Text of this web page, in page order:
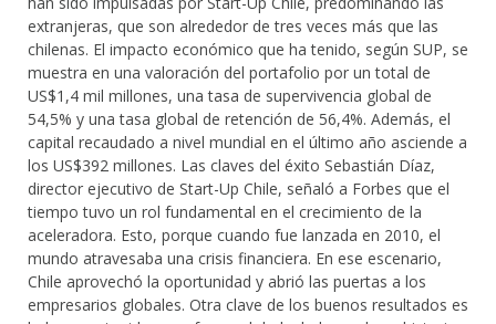
extranjeras, que son alrededor de tres veces más que las
chilenas. El impacto económico que ha tenido, según SUP, se
muestra en una valoración del portafolio por un total de
US$1,4 mil millones, una tasa de supervivencia global de
54,5% y una tasa global de retención de 56,4%. Además, el
capital recaudado a nivel mundial en el último año asciende a
los US$392 millones. Las claves del éxito Sebastián Díaz,
director ejecutivo de Start-Up Chile, señaló a Forbes que el
tiempo tuvo un rol fundamental en el crecimiento de la
aceleradora. Esto, porque cuando fue lanzada en 2010, el
mundo atravesaba una crisis financiera. En ese escenario,
Chile aprovechó la oportunidad y abrió las puertas a los
empresarios globales. Otra clave de los buenos resultados es